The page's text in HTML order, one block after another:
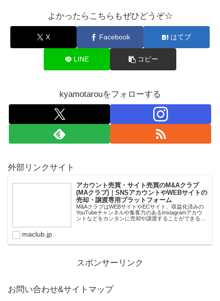
よかったらこちらもぜひどうぞ☆
X Facebook はてブ
LINE コピー
kyamotarouをフォローする
外部リンクサイト
アカウント売買・サイト売買のM&Aクラブ
(MAクラブ)｜SNSアカウントやWEBサイトの
売却・譲渡専用プラットフォーム
M&AクラブはWEBサイトやECサイト、収益化済みの
YouTubeチャンネルや集客力のあるInstagramアカウ
ントなどをカンタンに売却や譲渡することができるプ
maclub.jp
スポンサーリンク
お問い合わせ&サイトマップ